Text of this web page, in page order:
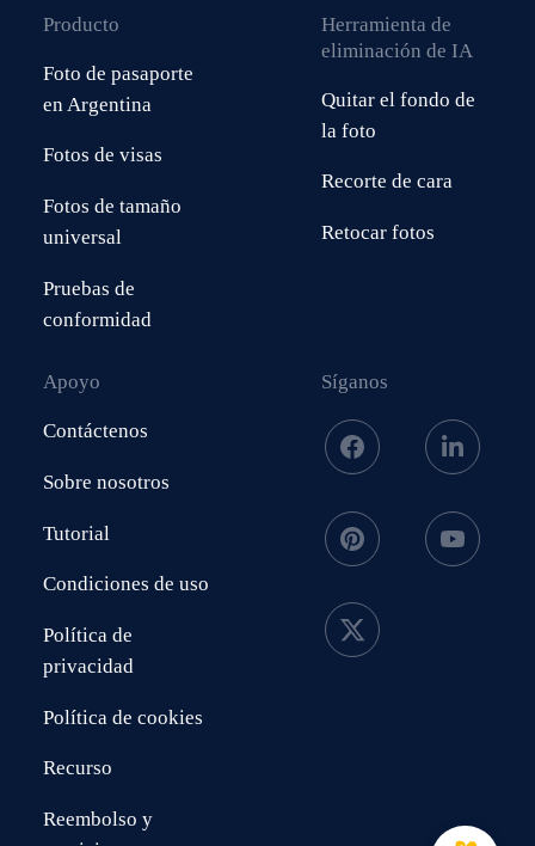
Producto
Foto de pasaporte
en Argentina
Fotos de visas
Fotos de tamaño
universal
Pruebas de
conformidad
Herramienta de
eliminación de IA
Quitar el fondo de
la foto
Recorte de cara
Retocar fotos
Apoyo
Contáctenos
Sobre nosotros
Tutorial
Condiciones de uso
Política de
privacidad
Política de cookies
Recurso
Reembolso y
Síganos